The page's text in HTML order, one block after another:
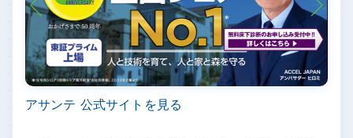
アサンテ 公式サイトを見る